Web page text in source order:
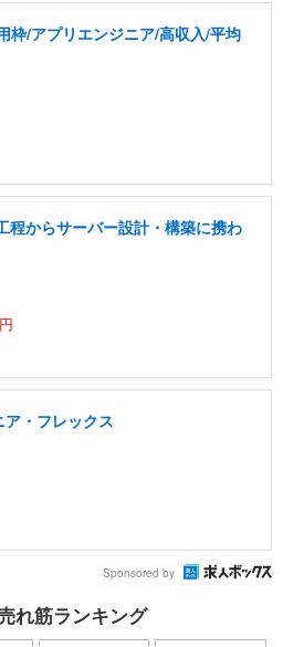
枠/アプリエンジニア/高収入/平均
程からサーバー設計・構築に携わ
・フレックス
Sponsored by
れ筋ランキング